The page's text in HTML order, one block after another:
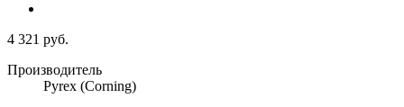
4 321 руб.
Производитель
Pyrex (Corning)